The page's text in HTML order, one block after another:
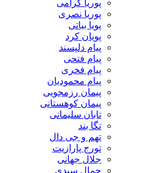
پوریا گرامی
پوریا نصری
پویا بیاتی
پویان کرد
پیام دلپسند
پیام فتحی
پیام فخری
پیام محمودیان
پیمان رزمجویی
پیمان کوهستانی
تابان سلیمانی
تگا بند
تهم و جی دال
تورج پارازیت
جلال جهانی
جمال سیدی